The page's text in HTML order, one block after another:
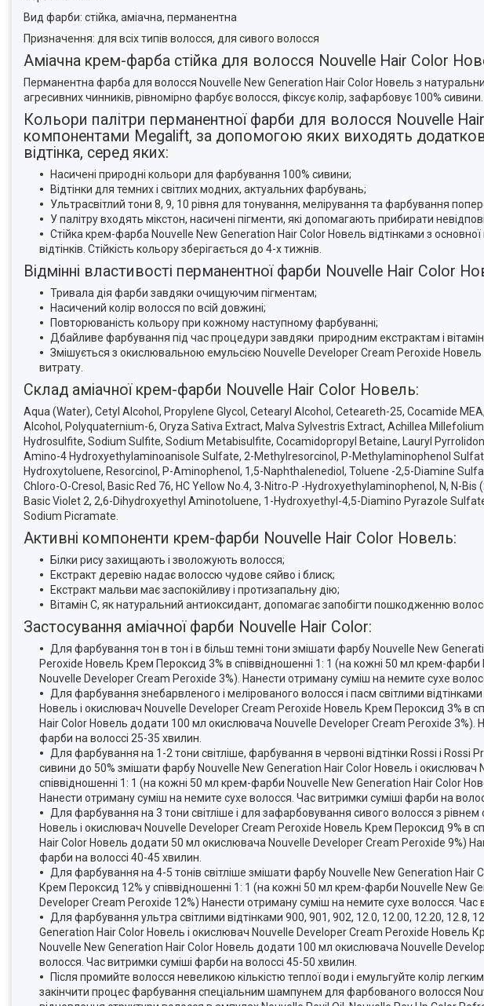
Вид фарби: стійка, аміачна, перманентна
Призначення: для всіх типів волосся, для сивого волосся
Аміачна крем-фарба стійка для волосся Nouvelle Hair Color
Перманентна фарба для волосся Nouvelle New Generation Hair Color Новель з
агресивних чинників, рівномірно фарбує волосся, фіксує колір, зафарбовує 100% сивини.
Кольори палітри перманентної фарби для волосся Nouvelle
компонентами Megalift, за допомогою яких виходять додаткові
відтінка, серед яких:
Насичені природні кольори для фарбування 100% сивини;
Відтінки для темних і світлих модних, актуальних фарбувань;
Ультрасвітлий тони 8, 9, 10 рівня для тонування, мелірування та фарбування
У палітру входять мікстон, насичені пігменти, які допомагають прибирати
Стійка крем-фарба Nouvelle New Generation Hair Color Новель відтінками з основної
відтінків. Стійкість кольору зберігається до 4-х тижнів.
Відмінні властивості перманентної фарби Nouvelle Hair Color
Тривала дія фарби завдяки очищуючим пігментам;
Насичений колір волосся по всій довжині;
Повторюваність кольору при кожному наступному фарбуванні;
Дбайливе фарбування під час процедури завдяки природним екстрактам і
Змішується з окислювальною емульсією Nouvelle Developer Cream Peroxide
витрату.
Склад аміачної крем-фарби Nouvelle Hair Color Новель:
Aqua (Water), Cetyl Alcohol, Propylene Glycol, Cetearyl Alcohol, Ceteareth-25, Cocamide
Alcohol, Polyquaternium-6, Oryza Sativa Extract, Malva Sylvestris Extract, Achillea
Hydrosulfite, Sodium Sulfite, Sodium Metabisulfite, Cocamidopropyl Betaine, Lauryl
Amino-4 Hydroxyethylaminoanisole Sulfate, 2-Methylresorcinol, P-Methylaminophenol
Hydroxytoluene, Resorcinol, P-Aminophenol, 1,5-Naphthalenediol, Toluene -2,5-Diamine
Chloro-O-Cresol, Basic Red 76, HC Yellow No.4, 3-Nitro-P -Hydroxyethylaminophenol, N, N-
Basic Violet 2, 2,6-Dihydroxyethyl Aminotoluene, 1-Hydroxyethyl-4,5-Diamino Pyrazole
Sodium Picramate.
Активні компоненти крем-фарби Nouvelle Hair Color Новель:
Білки рису захищають і зволожують волосся;
Екстракт деревію надає волоссю чудове сяйво і блиск;
Екстракт мальви має заспокійливу і протизапальну дію;
Вітамін С, як натуральний антиоксидант, допомагає запобігти пошкодженню
Застосування аміачної фарби Nouvelle Hair Color:
Для фарбування тон в тон і в більш темні тони змішати фарбу Nouvelle New
Peroxide Новель Крем Пероксид 3% в співвідношенні 1: 1 (на кожні 50 мл крем-
Nouvelle Developer Cream Peroxide 3%). Нанести отриману суміш на немите сухе
Для фарбування знебарвленого і мелірованого волосся і пасм світлими
Новель і окислювач Nouvelle Developer Cream Peroxide Новель Крем Пероксид 3% в
Hair Color Новель додати 100 мл окислювача Nouvelle Developer Cream Peroxide 3%).
фарби на волоссі 25-35 хвилин.
Для фарбування на 1-2 тони світліше, фарбування в червоні відтінки Rossi і
сивини до 50% змішати фарбу Nouvelle New Generation Hair Color Новель і
співвідношенні 1: 1 (на кожні 50 мл крем-фарби Nouvelle New Generation Hair Color
Нанести отриману суміш на немите сухе волосся. Час витримки суміші фарби на
Для фарбування на 3 тони світліше і для зафарбовування сивого волосся з
Новель і окислювач Nouvelle Developer Cream Peroxide Новель Крем Пероксид 9% в
Hair Color Новель додати 50 мл окислювача Nouvelle Developer Cream Peroxide 9%)
фарби на волоссі 40-45 хвилин.
Для фарбування на 4-5 тонів світліше змішати фарбу Nouvelle New Generation
Крем Пероксид 12% у співвідношенні 1: 1 (на кожні 50 мл крем-фарби Nouvelle New
Developer Cream Peroxide 12%) Нанести отриману суміш на немите сухе волосся. Час
Для фарбування ультра світлими відтінками 900, 901, 902, 12.0, 12.00, 12.20, 12.8,
Generation Hair Color Новель і окислювач Nouvelle Developer Cream Peroxide Новель
Nouvelle New Generation Hair Color Новель додати 100 мл окислювача Nouvelle
волосся. Час витримки суміші фарби на волоссі 45-50 хвилин.
Після промийте волосся невеликою кількістю теплої води і емульгуйте колір
закінчити процес фарбування спеціальним шампунем для фарбованого волосся